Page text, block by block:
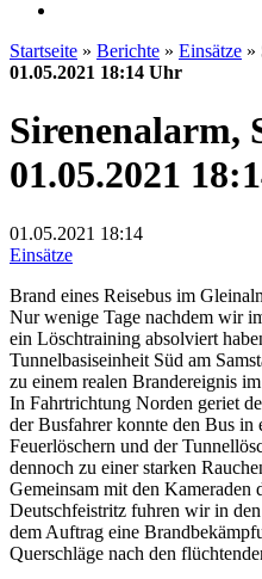
Startseite » Berichte » Einsätze »
01.05.2021 18:14 Uhr
Sirenenalarm,
01.05.2021
01.05.2021 18:14
Einsätze
Brand eines Reisebus im
Nur wenige Tage nachdem wir
ein Löschtraining absolviert
Tunnelbasiseinheit Süd am
zu einem realen Brandereignis
In Fahrtrichtung Norden geriet
der Busfahrer konnte den Bus in
Feuerlöschern und der
dennoch zu einer starken
Gemeinsam mit den
Deutschfeistritz fuhren wir in
dem Auftrag eine
Querschläge nach den